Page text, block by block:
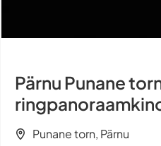
Pärnu Punane
Punane torn, Pärnu